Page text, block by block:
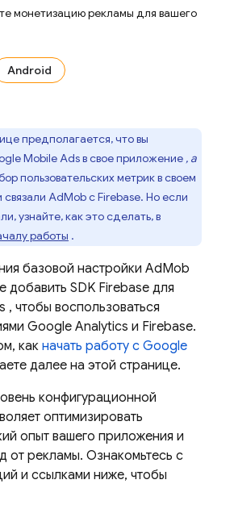
монетизацию рекламы для вашего
Android
предполагается, что вы
Mobile Adsв свое приложение , а
пользовательских метрик в своем
связали AdMobс Firebase. Но если
узнайте, как это сделать, в
работы .
базовой настройки AdMob
добавить SDK Firebase для
, чтобы воспользоваться
Google Analytics и Firebase.
какначать работу с Google
далее на этой странице.
конфигурационной
оптимизировать
опыт вашего приложения и
от рекламы. Ознакомьтесь с
и ссылками ниже, чтобы